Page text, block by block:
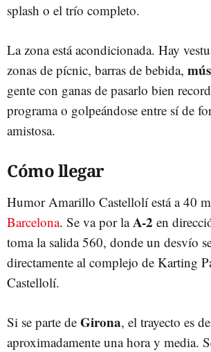
splash o el trío completo.
La zona está acondicionada. Hay
zonas de pícnic, barras de bebida,
gente con ganas de pasarlo bien
programa o golpeándose entre sí de
amistosa.
Cómo llegar
Humor Amarillo Castellolí está a 40
Barcelona. Se va por laA-2 en
toma la salida 560, donde un desvío
directamente al complejo de Karting
Castellolí.
Si se parte de Girona, el trayecto es de
aproximadamente una hora y media.